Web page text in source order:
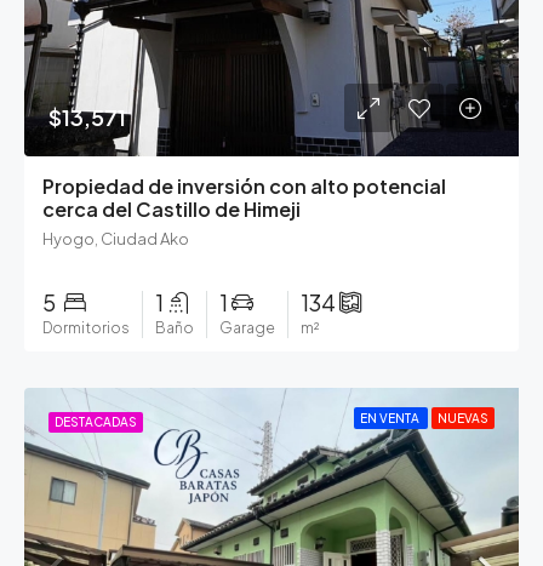
$13,571
Propiedad de inversión con alto potencial
cerca del Castillo de Himeji
Hyogo, Ciudad Ako
5
Dormitorios
1
Baño
1
Garage
134
m²
DESTACADAS EN VENTA NUEVAS